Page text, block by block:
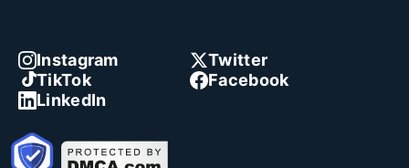
Instagram
Twitter
TikTok
Facebook
LinkedIn